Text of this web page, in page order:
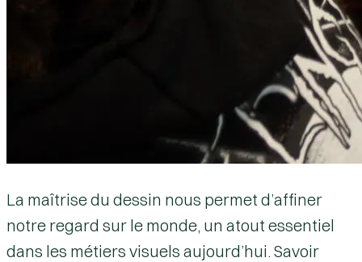
La maîtrise du dessin nous permet d’affiner
notre regard sur le monde, un atout essentiel
dans les métiers visuels aujourd’hui. Savoir